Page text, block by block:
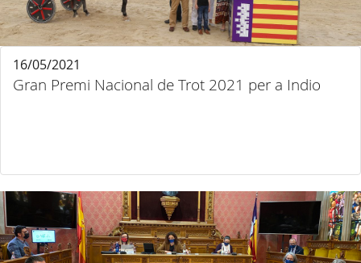
Gran Premi Nacional de Trot 2021 per a Indio
16/05/2021